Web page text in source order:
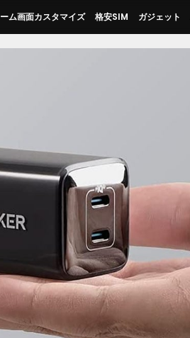
ム画面カスタマイズ 格安SIM ガジェット